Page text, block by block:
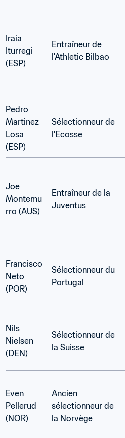
Iraia
Iturregi
(ESP)
Entraîneur de
l'Athletic Bilbao
Pedro
Martinez
Losa
(ESP)
Sélectionneur de
l'Ecosse
Joe
Montemu
rro (AUS)
Entraîneur de la
Juventus
Francisco
Neto
(POR)
Sélectionneur du
Portugal
Nils
Nielsen
(DEN)
Sélectionneur de
la Suisse
Even
Pellerud
(NOR)
Ancien
sélectionneur de
la Norvège